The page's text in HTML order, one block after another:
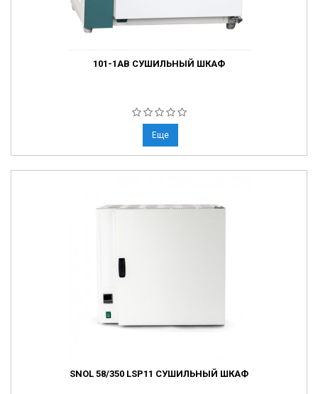
101-1AB СУШИЛЬНЫЙ ШКАФ
Еще
SNOL 58/350 LSP11 СУШИЛЬНЫЙ ШКАФ